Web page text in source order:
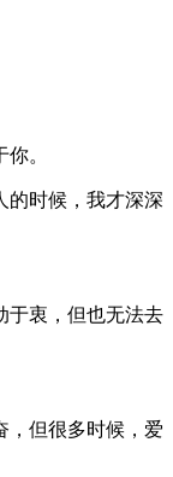
。
的时候，我才深深
于衷，但也无法去
，但很多时候，爱